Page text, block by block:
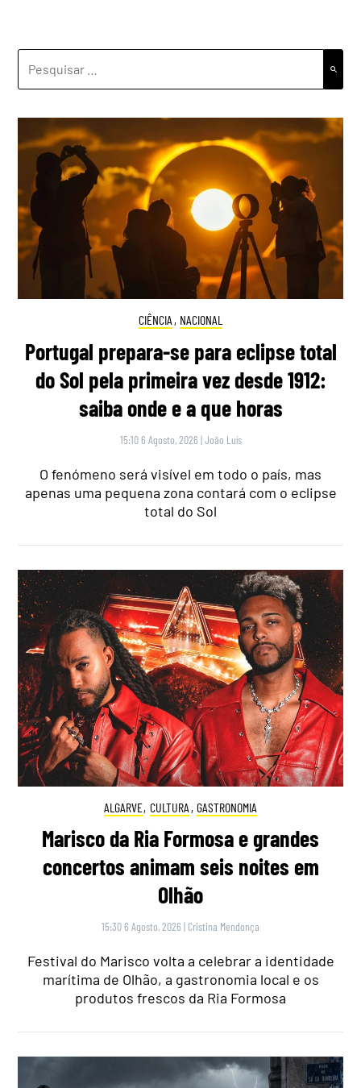
POR:
CIÊNCIA , NACIONAL
Portugal prepara-se para eclipse total
do Sol pela primeira vez desde 1912:
saiba onde e a que horas
15:10 6 Agosto, 2026 |João Luís
O fenómeno será visível em todo o país, mas
apenas uma pequena zona contará com o eclipse
total do Sol
ALGARVE, CULTURA , GASTRONOMIA
Marisco da Ria Formosa e grandes
concertos animam seis noites em
Olhão
15:30 6 Agosto, 2026 | Cristina Mendonça
Festival do Marisco volta a celebrar a identidade
marítima de Olhão, a gastronomia local e os
produtos frescos da Ria Formosa